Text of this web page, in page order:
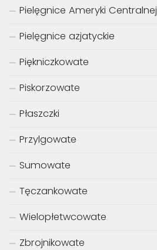
Pielęgnice Ameryki Centralnej
Pielęgnice azjatyckie
Piękniczkowate
Piskorzowate
Płaszczki
Przylgowate
Sumowate
Tęczankowate
Wielopłetwcowate
Zbrojnikowate